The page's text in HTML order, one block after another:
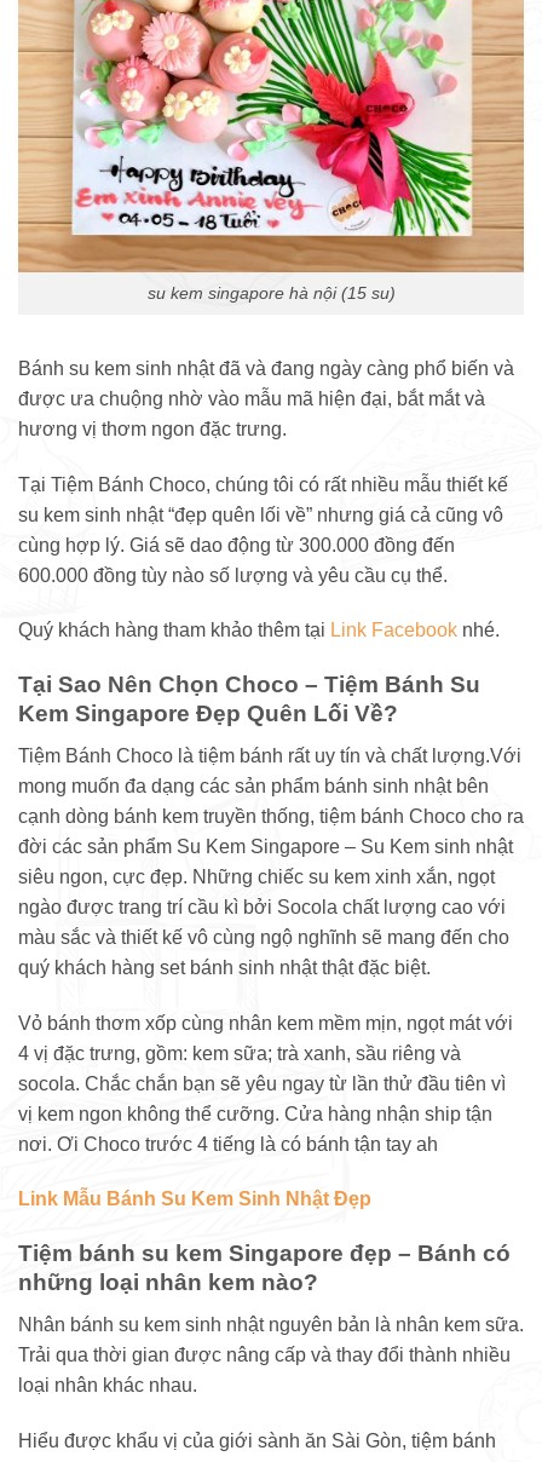
su kem singapore hà nội (15 su)
Bánh su kem sinh nhật đã và đang ngày càng phổ biến và
được ưa chuộng nhờ vào mẫu mã hiện đại, bắt mắt và
hương vị thơm ngon đặc trưng.
Tại Tiệm Bánh Choco, chúng tôi có rất nhiều mẫu thiết kế
su kem sinh nhật “đẹp quên lối về” nhưng giá cả cũng vô
cùng hợp lý. Giá sẽ dao động từ 300.000 đồng đến
600.000 đồng tùy nào số lượng và yêu cầu cụ thể.
Quý khách hàng tham khảo thêm tại Link Facebook nhé.
Tại Sao Nên Chọn Choco – Tiệm Bánh Su
Kem Singapore Đẹp Quên Lối Về?
Tiệm Bánh Choco là tiệm bánh rất uy tín và chất lượng.Với
mong muốn đa dạng các sản phẩm bánh sinh nhật bên
cạnh dòng bánh kem truyền thống, tiệm bánh Choco cho ra
đời các sản phẩm Su Kem Singapore – Su Kem sinh nhật
siêu ngon, cực đẹp. Những chiếc su kem xinh xắn, ngọt
ngào được trang trí cầu kì bởi Socola chất lượng cao với
màu sắc và thiết kế vô cùng ngộ nghĩnh sẽ mang đến cho
quý khách hàng set bánh sinh nhật thật đặc biệt.
Vỏ bánh thơm xốp cùng nhân kem mềm mịn, ngọt mát với
4 vị đặc trưng, gồm: kem sữa; trà xanh, sầu riêng và
socola. Chắc chắn bạn sẽ yêu ngay từ lần thử đầu tiên vì
vị kem ngon không thể cưỡng. Cửa hàng nhận ship tận
nơi. Ơi Choco trước 4 tiếng là có bánh tận tay ah
Link Mẫu Bánh Su Kem Sinh Nhật Đẹp
Tiệm bánh su kem Singapore đẹp – Bánh có
những loại nhân kem nào?
Nhân bánh su kem sinh nhật nguyên bản là nhân kem sữa.
Trải qua thời gian được nâng cấp và thay đổi thành nhiều
loại nhân khác nhau.
Hiểu được khẩu vị của giới sành ăn Sài Gòn, tiệm bánh